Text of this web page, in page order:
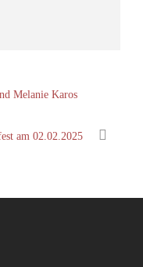
Melanie Karos
am 02.02.2025